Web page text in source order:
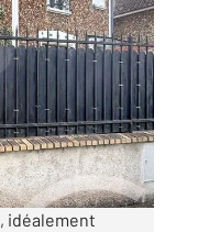
idéalement